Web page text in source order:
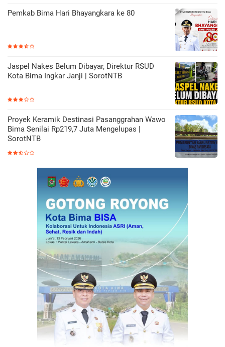
Pemkab Bima Hari Bhayangkara ke 80
Jaspel Nakes Belum Dibayar, Direktur RSUD
Kota Bima Ingkar Janji | SorotNTB
Proyek Keramik Destinasi Pasanggrahan Wawo
Bima Senilai Rp219,7 Juta Mengelupas |
SorotNTB